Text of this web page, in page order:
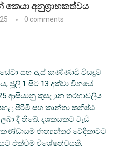
අනුග්‍රාහකත්වය
0 comments
සේවා සහ ඇස් කණ්ණාඩි විසඳුම්
ජූලි 1 සිට 13 දක්වා චීනයේ
ආසියානු කුසලාන තරඟාවලිය
පහළ පිරිමි සහ කාන්තා කනිෂ්ඨ
දී තිබේ. දශකයකට වැඩි
ජාත්‍යන්තර වේදිකාවට
එක්වීම විශේෂත්වයකි.